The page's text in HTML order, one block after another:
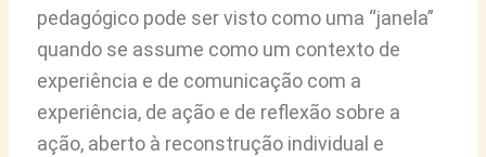
pedagógico pode ser visto como uma “janela”
quando se assume como um contexto de
experiência e de comunicação com a
experiência, de ação e de reflexão sobre a
ação, aberto à reconstrução individual e